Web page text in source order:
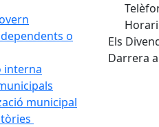
o
interna
municipal
Els
Darrera